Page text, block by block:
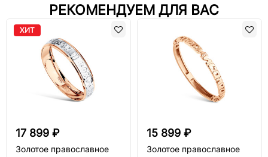
РЕКОМЕНДУЕМ ДЛЯ ВАС
ХИТ
17 899 ₽
Золотое православное
15 899 ₽
Золотое православное